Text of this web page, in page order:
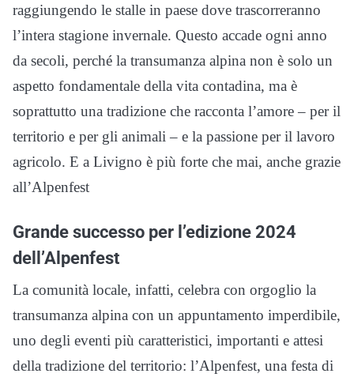
raggiungendo le stalle in paese dove trascorreranno
l’intera stagione invernale. Questo accade ogni anno
da secoli, perché la transumanza alpina non è solo un
aspetto fondamentale della vita contadina, ma è
soprattutto una tradizione che racconta l’amore – per il
territorio e per gli animali – e la passione per il lavoro
agricolo. E a Livigno è più forte che mai, anche grazie
all’Alpenfest
Grande successo per l’edizione 2024
dell’Alpenfest
La comunità locale, infatti, celebra con orgoglio la
transumanza alpina con un appuntamento imperdibile,
uno degli eventi più caratteristici, importanti e attesi
della tradizione del territorio: l’Alpenfest, una festa di